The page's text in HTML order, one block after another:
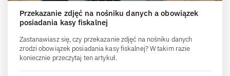
Przekazanie zdjęć na nośniku danych a obowiązek
posiadania kasy fiskalnej
Zastanawiasz się, czy przekazanie zdjęć na nośniku danych
zrodzi obowiązek posiadania kasy fiskalnej? W takim razie
koniecznie przeczytaj ten artykuł.